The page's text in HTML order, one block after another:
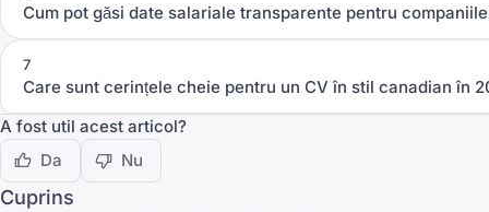
Cum pot găsi date salariale transparente pentru
7
Care sunt cerințele cheie pentru un CV în stil canadian în
A fost util acest articol?
Da
Nu
Cuprins